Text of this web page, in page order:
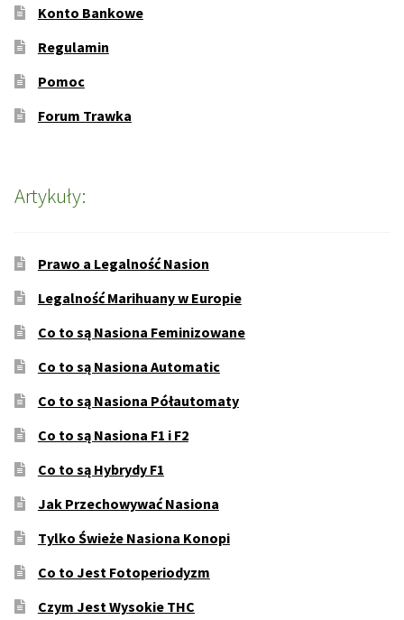
Konto Bankowe
Regulamin
Pomoc
Forum Trawka
Artykuły:
Prawo a Legalność Nasion
Legalność Marihuany w Europie
Co to są Nasiona Feminizowane
Co to są Nasiona Automatic
Co to są Nasiona Półautomaty
Co to są Nasiona F1 i F2
Co to są Hybrydy F1
Jak Przechowywać Nasiona
Tylko Świeże Nasiona Konopi
Co to Jest Fotoperiodyzm
Czym Jest Wysokie THC